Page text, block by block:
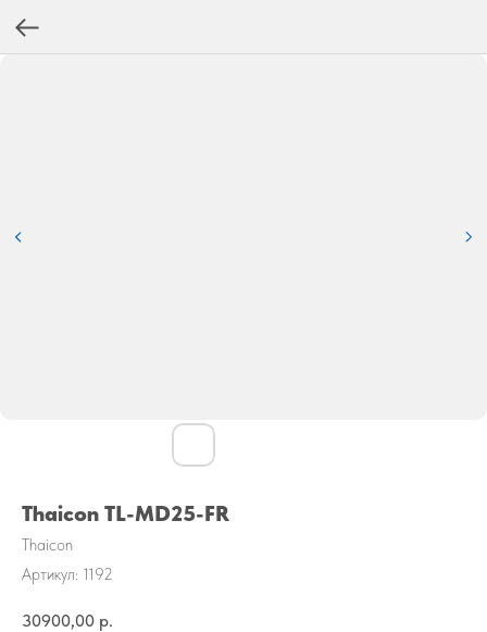
Thaicon TL-MD25-FR
Thaicon
Артикул: 1192
30900,00 р.